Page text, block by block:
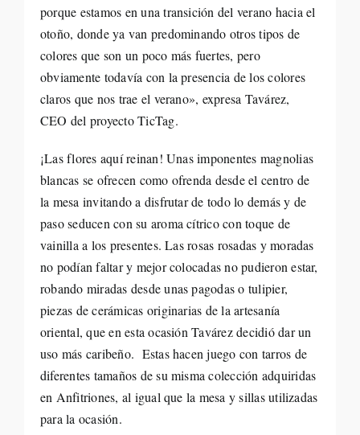
porque estamos en una transición del verano hacia el
otoño, donde ya van predominando otros tipos de
colores que son un poco más fuertes, pero
obviamente todavía con la presencia de los colores
claros que nos trae el verano», expresa Tavárez,
CEO del proyecto TicTag.
¡Las flores aquí reinan! Unas imponentes magnolias
blancas se ofrecen como ofrenda desde el centro de
la mesa invitando a disfrutar de todo lo demás y de
paso seducen con su aroma cítrico con toque de
vainilla a los presentes. Las rosas rosadas y moradas
no podían faltar y mejor colocadas no pudieron estar,
robando miradas desde unas pagodas o tulipier,
piezas de cerámicas originarias de la artesanía
oriental, que en esta ocasión Tavárez decidió dar un
uso más caribeño. Estas hacen juego con tarros de
diferentes tamaños de su misma colección adquiridas
en Anfitriones, al igual que la mesa y sillas utilizadas
para la ocasión.